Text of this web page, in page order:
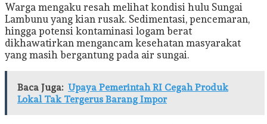
Warga mengaku resah melihat kondisi hulu Sungai
Lambunu yang kian rusak. Sedimentasi, pencemaran,
hingga potensi kontaminasi logam berat
dikhawatirkan mengancam kesehatan masyarakat
yang masih bergantung pada air sungai.
Baca Juga: Upaya Pemerintah RI Cegah Produk
Lokal Tak Tergerus Barang Impor